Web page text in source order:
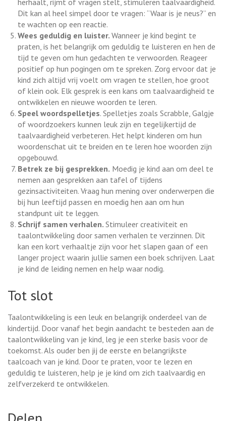
herhaalt, rijmt of vragen stelt, stimuleren taalvaardigheid.
Dit kan al heel simpel door te vragen: “Waar is je neus?” en
te wachten op een reactie.
Wees geduldig en luister. Wanneer je kind begint te
praten, is het belangrijk om geduldig te luisteren en hen de
tijd te geven om hun gedachten te verwoorden. Reageer
positief op hun pogingen om te spreken. Zorg ervoor dat je
kind zich altijd vrij voelt om vragen te stellen, hoe groot
of klein ook. Elk gesprek is een kans om taalvaardigheid te
ontwikkelen en nieuwe woorden te leren.
Speel woordspelletjes. Spelletjes zoals Scrabble, Galgje
of woordzoekers kunnen leuk zijn en tegelijkertijd de
taalvaardigheid verbeteren. Het helpt kinderen om hun
woordenschat uit te breiden en te leren hoe woorden zijn
opgebouwd.
Betrek ze bij gesprekken. Moedig je kind aan om deel te
nemen aan gesprekken aan tafel of tijdens
gezinsactiviteiten. Vraag hun mening over onderwerpen die
bij hun leeftijd passen en moedig hen aan om hun
standpunt uit te leggen.
Schrijf samen verhalen. Stimuleer creativiteit en
taalontwikkeling door samen verhalen te verzinnen. Dit
kan een kort verhaaltje zijn voor het slapen gaan of een
langer project waarin jullie samen een boek schrijven. Laat
je kind de leiding nemen en help waar nodig.
Tot slot
Taalontwikkeling is een leuk en belangrijk onderdeel van de
kindertijd. Door vanaf het begin aandacht te besteden aan de
taalontwikkeling van je kind, leg je een sterke basis voor de
toekomst. Als ouder ben jij de eerste en belangrijkste
taalcoach van je kind. Door te praten, voor te lezen en
geduldig te luisteren, help je je kind om zich taalvaardig en
zelfverzekerd te ontwikkelen.